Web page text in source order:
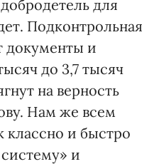
для
Подконтрольная
документы и
до 3,7 тысяч
на верность
Нам же всем
классно и быстро
и